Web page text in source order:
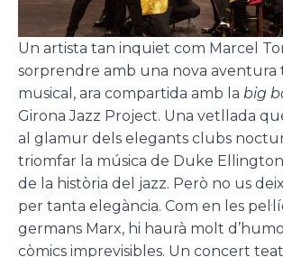
Un artista tan inquiet com Marcel
sorprendre amb una nova aventura
musical, ara compartida amb la big
Girona Jazz Project. Una vetllada
al glamur dels elegants clubs
triomfar la música de Duke
de la història del jazz. Però no us
per tanta elegància. Com en les
germans Marx, hi haurà molt
còmics imprevisibles. Un concert